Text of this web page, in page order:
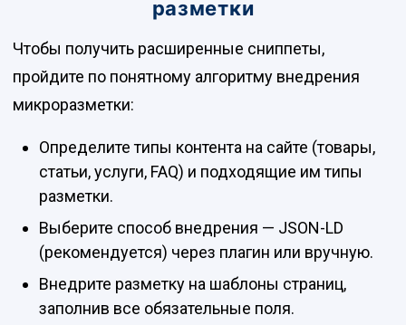
разметки
Чтобы получить расширенные сниппеты,
пройдите по понятному алгоритму внедрения
микроразметки:
Определите типы контента на сайте (товары,
статьи, услуги, FAQ) и подходящие им типы
разметки.
Выберите способ внедрения — JSON-LD
(рекомендуется) через плагин или вручную.
Внедрите разметку на шаблоны страниц,
заполнив все обязательные поля.